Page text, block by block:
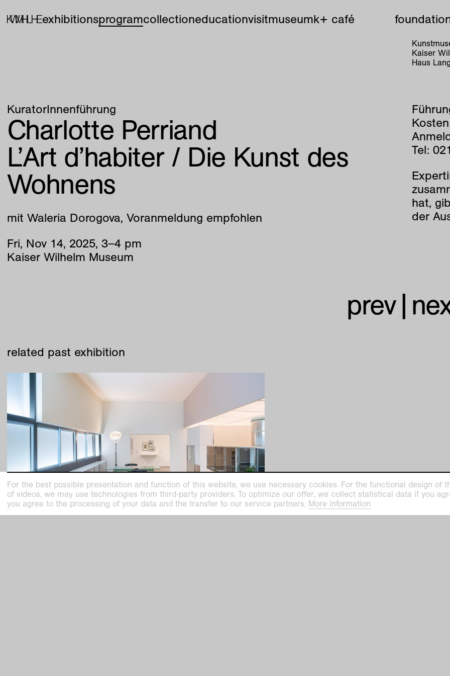
exhibitionsprogramcollectioneducationvisitmuseumk+ café
Kaiser
Haus
KuratorInnenführung
Charlotte Perriand
L’Art d’habiter / Die Kunst des
Wohnens
mit Waleria Dorogova, Voranmeldung empfohlen
Fri, Nov 14, 2025, 3–4 pm
Kaiser Wilhelm Museum
Tel:
hat,
der
prev|
related past exhibition
For the best possible presentation and function of this website, we use necessary cookies. For the functional design of
of videos, we may use technologies from third-party providers. To optimize our offer, we collect statistical data if you
you agree to the processing of your data and the transfer to our service partners. More information